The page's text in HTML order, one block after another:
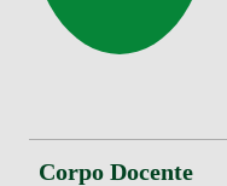
Corpo Docente